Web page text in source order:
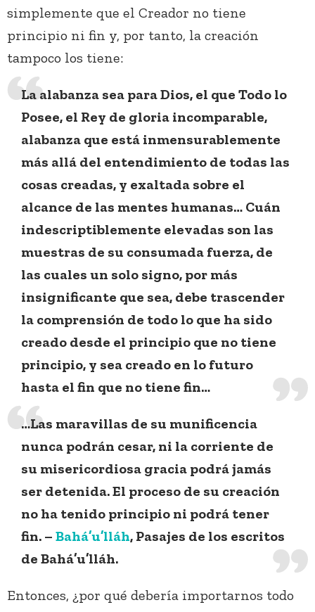
simplemente que el Creador no tiene
principio ni fin y, por tanto, la creación
tampoco los tiene:
La alabanza sea para Dios, el que Todo lo
Posee, el Rey de gloria incomparable,
alabanza que está inmensurablemente
más allá del entendimiento de todas las
cosas creadas, y exaltada sobre el
alcance de las mentes humanas… Cuán
indescriptiblemente elevadas son las
muestras de su consumada fuerza, de
las cuales un solo signo, por más
insignificante que sea, debe trascender
la comprensión de todo lo que ha sido
creado desde el principio que no tiene
principio, y sea creado en lo futuro
hasta el fin que no tiene fin…
…Las maravillas de su munificencia
nunca podrán cesar, ni la corriente de
su misericordiosa gracia podrá jamás
ser detenida. El proceso de su creación
no ha tenido principio ni podrá tener
fin. – Bahá’u’lláh, Pasajes de los escritos
de Bahá’u’lláh.
Entonces, ¿por qué debería importarnos todo